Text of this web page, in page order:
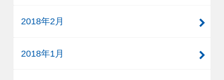
2018年2月
2018年1月